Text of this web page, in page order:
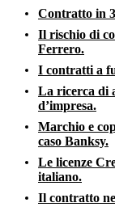
Contratto in
Il rischio di
Ferrero.
I contratti a
La ricerca di
d’impresa.
Marchio e
caso Banksy.
Le licenze
italiano.
Il contratto